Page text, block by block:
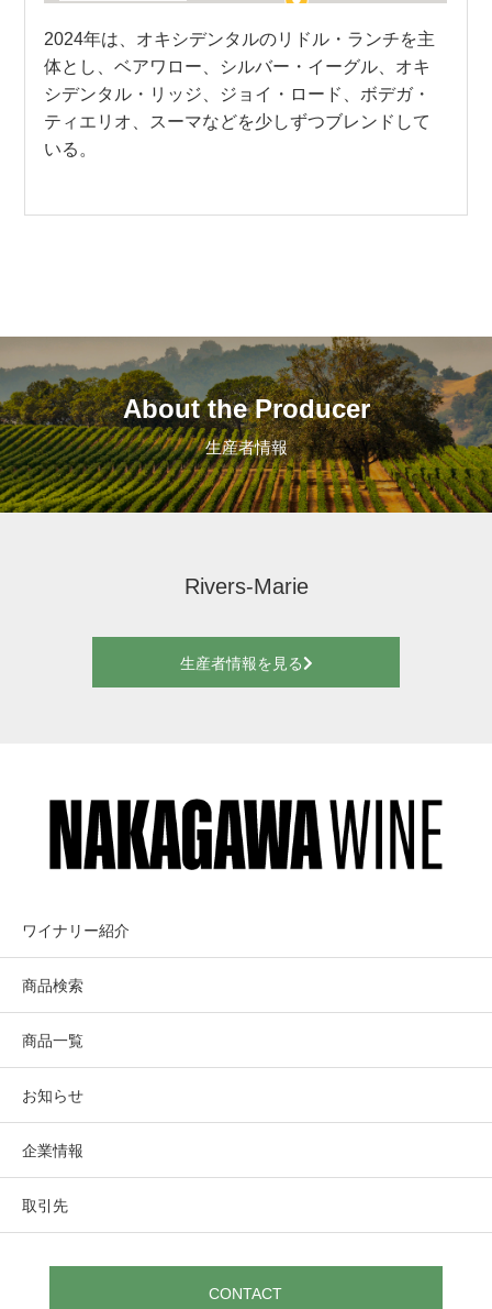
2024年は、オキシデンタルのリドル・ランチを主
体とし、ベアワロー、シルバー・イーグル、オキ
シデンタル・リッジ、ジョイ・ロード、ボデガ・
ティエリオ、スーマなどを少しずつブレンドして
いる。
About the Producer
生産者情報
Rivers-Marie
生産者情報を見る
ワイナリー紹介
商品検索
商品一覧
お知らせ
企業情報
取引先
CONTACT